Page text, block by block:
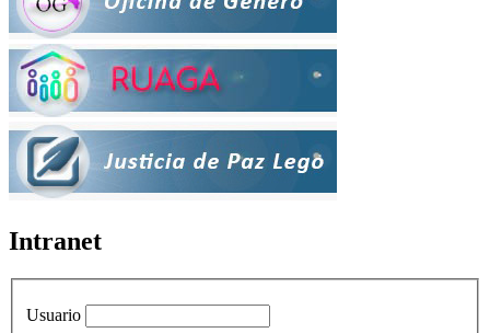
Intranet
Usuario